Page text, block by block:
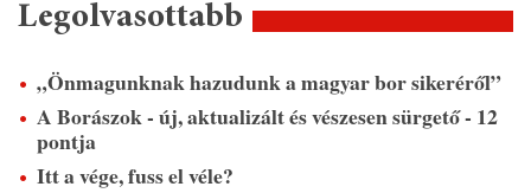
Legolvasottabb
„Önmagunknak hazudunk a magyar bor sikeréről”
A Borászok - új, aktualizált és vészesen sürgető - 12
pontja
Itt a vége, fuss el véle?